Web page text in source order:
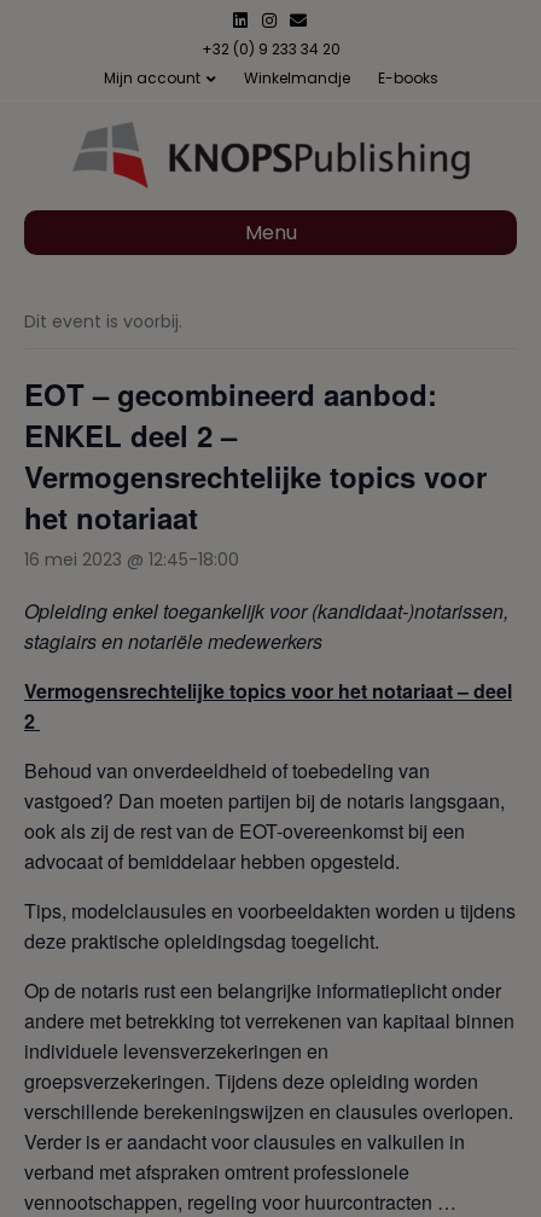
n
n
s
a
m
m
a
l
+32 (0) 9 233 34 20
Mijn account
Winkelmandje E-books
Menu
Dit event is voorbij.
EOT – gecombineerd aanbod:
ENKEL deel 2 –
Vermogensrechtelijke topics voor
het notariaat
16 mei 2023 @ 12:45-18:00
Opleiding enkel toegankelijk voor (kandidaat-)notarissen,
stagiairs en notariële medewerkers
Vermogensrechtelijke topics voor het notariaat – deel
2
Behoud van onverdeeldheid of toebedeling van
vastgoed? Dan moeten partijen bij de notaris langsgaan,
ook als zij de rest van de EOT-overeenkomst bij een
advocaat of bemiddelaar hebben opgesteld.
Tips, modelclausules en voorbeeldakten worden u tijdens
deze praktische opleidingsdag toegelicht.
Op de notaris rust een belangrijke informatieplicht onder
andere met betrekking tot verrekenen van kapitaal binnen
individuele levensverzekeringen en
groepsverzekeringen. Tijdens deze opleiding worden
verschillende berekeningswijzen en clausules overlopen.
Verder is er aandacht voor clausules en valkuilen in
verband met afspraken omtrent professionele
vennootschappen, regeling voor huurcontracten …